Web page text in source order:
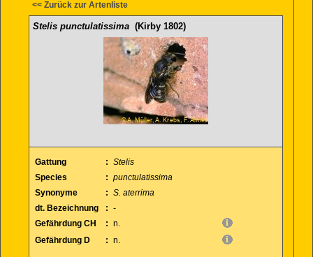
<< Zurück zur Artenliste
Stelis punctulatissima(Kirby 1802)
Gattung : Stelis
Species
: punctulatissima
Synonyme
: S. aterrima
dt. Bezeichnung
: -
Gefährdung CH
: n.
Gefährdung D
: n.